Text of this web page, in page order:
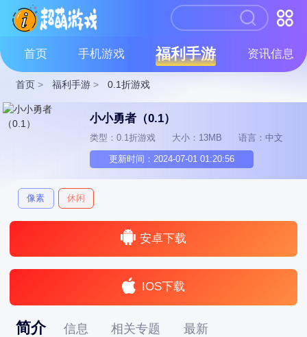
首页 手机游戏 福利手游 资讯信息
首页 > 福利手游 > 0.1折游戏
小小勇者（0.1）
类型：0.1折游戏 大小：13MB 语言：中文
更新时间：2024-07-01 01:20:56
像素 休闲
安卓下载
IOS下载
简介 信息 相关专题 最新